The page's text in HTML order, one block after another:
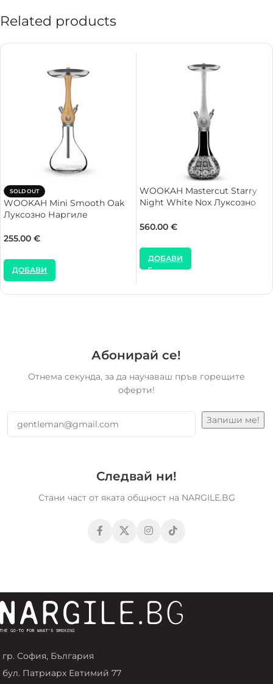
Related products
SOLD OUT
WOOKAH Mini Smooth Oak
Луксозно Наргиле
255.00 €
ДОБАВИ
WOOKAH Mastercut Starry
Night White Nox Луксозно
560.00 €
ДОБАВИ
Абонирай се!
Отнема секунда, за да научаваш пръв горещите
оферти!
Следвай ни!
Стани част от яката общност на NARGILE.BG
гр. София, България
бул. Патриарх Евтимий 77